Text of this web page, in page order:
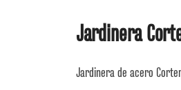
Jardinera
Jardinera de acero